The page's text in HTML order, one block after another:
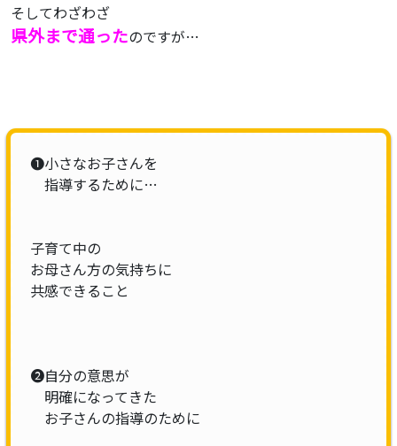
そしてわざわざ
県外まで通ったのですが…
❶小さなお子さんを
指導するために…
子育て中の
お母さん方の気持ちに
共感できること
❷自分の意思が
明確になってきた
お子さんの指導のために